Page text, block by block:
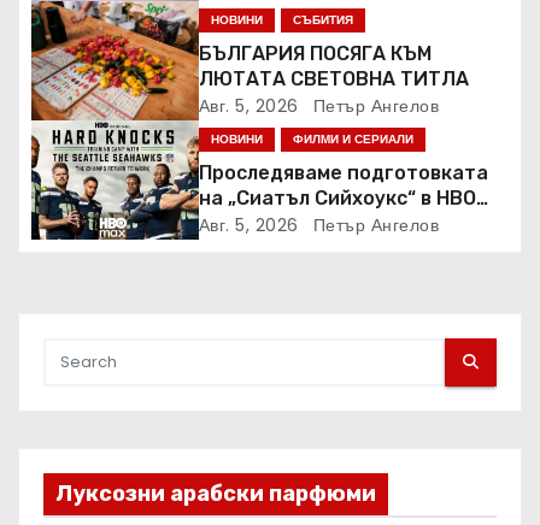
НОВИНИ СЪБИТИЯ
БЪЛГАРИЯ ПОСЯГА КЪМ
ЛЮТАТА СВЕТОВНА ТИТЛА
Авг. 5, 2026 Петър Ангелов
НОВИНИ ФИЛМИ И СЕРИАЛИ
Проследяваме подготовката
на „Сиатъл Сийхоукс“ в HBO
Max
Авг. 5, 2026 Петър Ангелов
Луксозни арабски парфюми